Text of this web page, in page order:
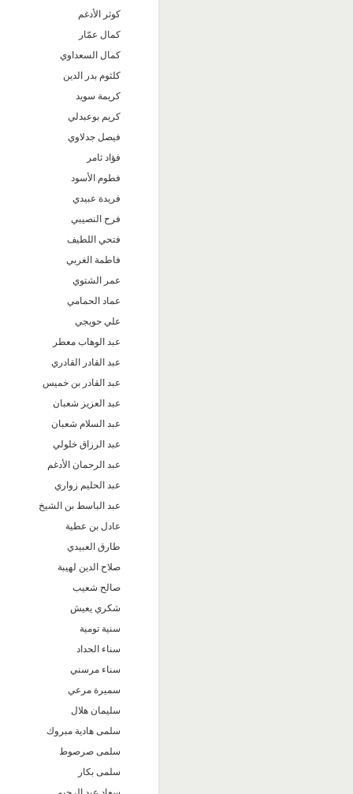
كوثر الأدغم
كمال عمّار
كمال السعداوي
كلثوم بدر الدين
كريمة سويد
كريم بوعبدلي
فيصل جدلاوي
فؤاد ثامر
فطوم الأسود
فريدة عبيدي
فرح النصيبي
فتحي اللطيف
فاطمة الغربي
عمر الشتوي
عماد الحمامي
علي حويجي
عبد الوهاب معطر
عبد القادر القادري
عبد القادر بن خميس
عبد العزيز شعبان
عبد السلام شعبان
عبد الرزاق خلولي
عبد الرحمان الأدغم
عبد الحليم زواري
عبد الباسط بن الشيخ
عادل بن عطية
طارق العبيدي
صلاح الدين لهيبة
صالح شعيب
شكري يعيش
سنية تومية
سناء الحداد
سناء مرسني
سميرة مرعي
سليمان هلال
سلمى هادية مبروك
سلمى صرصوط
سلمى بكار